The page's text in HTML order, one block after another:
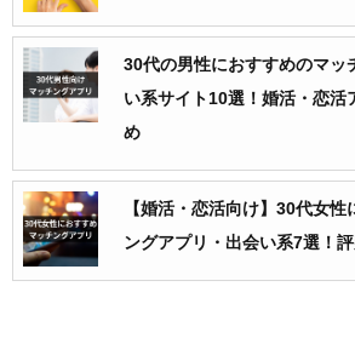
30代の男性におすすめのマッ
い系サイト10選！婚活・恋活
め
【婚活・恋活向け】30代女
ングアプリ・出会い系7選！